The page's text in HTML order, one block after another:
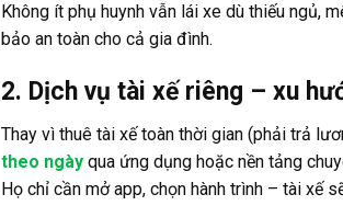
Không ít phụ huynh vẫn lái xe dù thiếu ngủ,
bảo an toàn cho cả gia đình.
2. Dịch vụ tài xế riêng – xu
Thay vì thuê tài xế toàn thời gian (phải trả
theo ngày qua ứng dụng hoặc nền tảng
Họ chỉ cần mở app, chọn hành trình – tài xế